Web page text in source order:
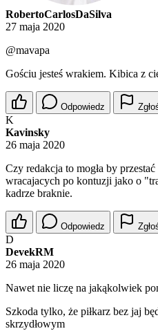
RobertoCarlosDaSilva
27 maja 2020
@mavapa
Gościu jesteś wrakiem. Kibica z
Odpowiedz
K
Kavinsky
26 maja 2020
Czy redakcja to mogła by
wracajacych po kontuzji jako o
kadrze braknie.
Odpowiedz
D
DevekRM
26 maja 2020
Nawet nie liczę na jakąkolwiek
Szkoda tylko, że piłkarz bez jaj
skrzydłowym